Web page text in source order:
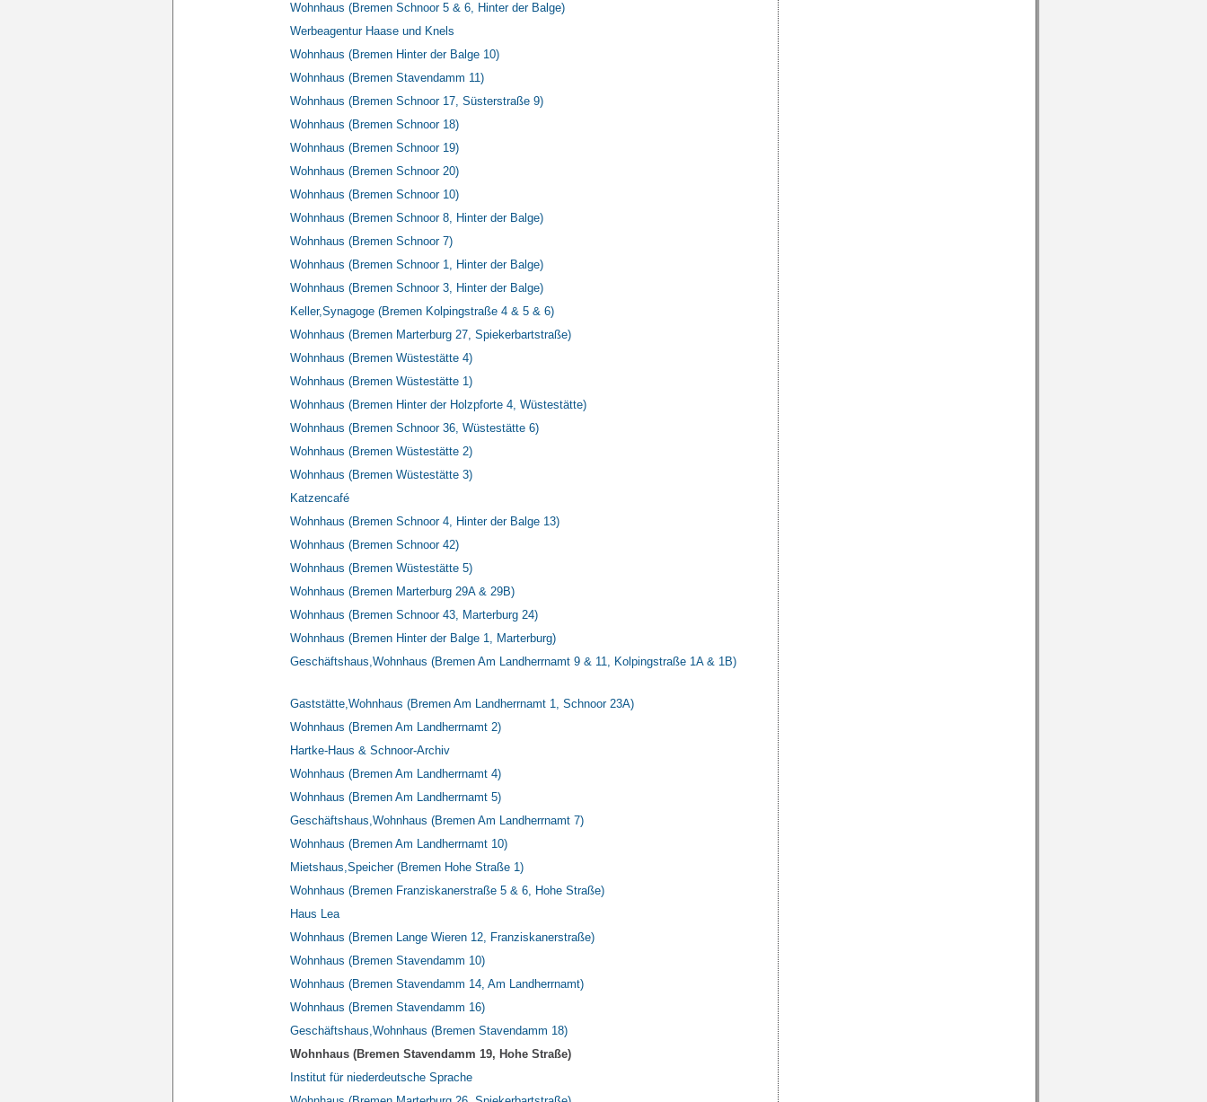
Wohnhaus (Bremen Schnoor 5 & 6, Hinter der Balge)
Werbeagentur Haase und Knels
Wohnhaus (Bremen Hinter der Balge 10)
Wohnhaus (Bremen Stavendamm 11)
Wohnhaus (Bremen Schnoor 17, Süsterstraße 9)
Wohnhaus (Bremen Schnoor 18)
Wohnhaus (Bremen Schnoor 19)
Wohnhaus (Bremen Schnoor 20)
Wohnhaus (Bremen Schnoor 10)
Wohnhaus (Bremen Schnoor 8, Hinter der Balge)
Wohnhaus (Bremen Schnoor 7)
Wohnhaus (Bremen Schnoor 1, Hinter der Balge)
Wohnhaus (Bremen Schnoor 3, Hinter der Balge)
Keller,Synagoge (Bremen Kolpingstraße 4 & 5 & 6)
Wohnhaus (Bremen Marterburg 27, Spiekerbartstraße)
Wohnhaus (Bremen Wüstestätte 4)
Wohnhaus (Bremen Wüstestätte 1)
Wohnhaus (Bremen Hinter der Holzpforte 4, Wüstestätte)
Wohnhaus (Bremen Schnoor 36, Wüstestätte 6)
Wohnhaus (Bremen Wüstestätte 2)
Wohnhaus (Bremen Wüstestätte 3)
Katzencafé
Wohnhaus (Bremen Schnoor 4, Hinter der Balge 13)
Wohnhaus (Bremen Schnoor 42)
Wohnhaus (Bremen Wüstestätte 5)
Wohnhaus (Bremen Marterburg 29A & 29B)
Wohnhaus (Bremen Schnoor 43, Marterburg 24)
Wohnhaus (Bremen Hinter der Balge 1, Marterburg)
Geschäftshaus,Wohnhaus (Bremen Am Landherrnamt 9 & 11, Kolpingstraße 1A & 1B)
Gaststätte,Wohnhaus (Bremen Am Landherrnamt 1, Schnoor 23A)
Wohnhaus (Bremen Am Landherrnamt 2)
Hartke-Haus & Schnoor-Archiv
Wohnhaus (Bremen Am Landherrnamt 4)
Wohnhaus (Bremen Am Landherrnamt 5)
Geschäftshaus,Wohnhaus (Bremen Am Landherrnamt 7)
Wohnhaus (Bremen Am Landherrnamt 10)
Mietshaus,Speicher (Bremen Hohe Straße 1)
Wohnhaus (Bremen Franziskanerstraße 5 & 6, Hohe Straße)
Haus Lea
Wohnhaus (Bremen Lange Wieren 12, Franziskanerstraße)
Wohnhaus (Bremen Stavendamm 10)
Wohnhaus (Bremen Stavendamm 14, Am Landherrnamt)
Wohnhaus (Bremen Stavendamm 16)
Geschäftshaus,Wohnhaus (Bremen Stavendamm 18)
Wohnhaus (Bremen Stavendamm 19, Hohe Straße)
Institut für niederdeutsche Sprache